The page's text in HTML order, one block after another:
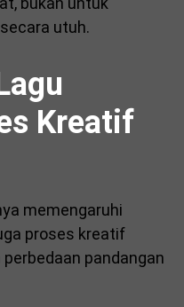
utuh.
Kreatif
memengaruhi
proses kreatif
pandangan